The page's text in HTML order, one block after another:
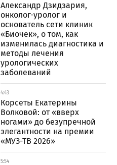
Александр Дзидзария,
онколог-уролог и
основатель сети клиник
«Биочек», о том, как
изменилась диагностика и
методы лечения
урологических
заболеваний
4:43
Корсеты Екатерины
Волковой: от «вверх
ногами» до безупречной
элегантности на премии
«МУЗ-ТВ 2026»
5:54